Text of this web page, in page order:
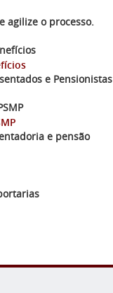
agilize o processo.
e Pensionistas
e pensão